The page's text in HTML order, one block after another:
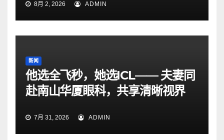
8月 2, 2026 ADMIN
新闻
他选全飞秒，她选ICL—— 夫妻同
赴南山华厦眼科，共享清晰视界
7月 31, 2026 ADMIN